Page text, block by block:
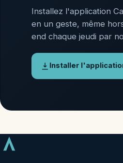
Installez l'application
en un geste, même
end chaque jeudi par
Installer